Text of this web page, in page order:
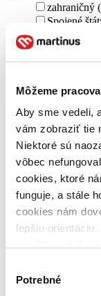
Môžeme
Aby sme vedeli,
vám zobraziť tie
Niektoré sú
vôbec
cookies, ktoré
funguje, a stále
cookies nám
lepšiu
keby sme mohli
súhlasu
Potrebné
zahraničný
Spojené
Autor
Martin
Peter
Vydavateľstvo
CBS (2
Väzba
pevná
Zoradiť